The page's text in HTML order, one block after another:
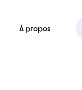
À propos